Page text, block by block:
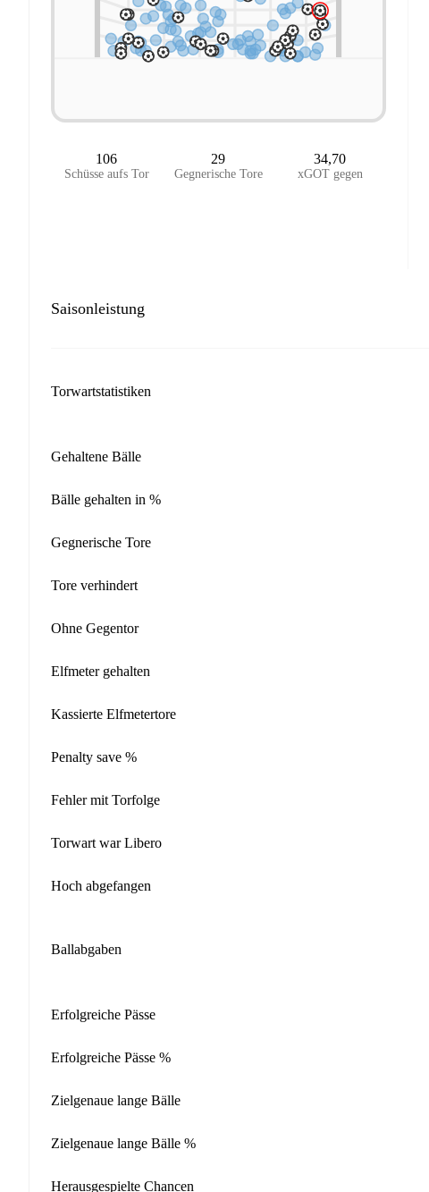
106
Schüsse aufs Tor
29
Gegnerische Tore
34,70
xGOT gegen
Saisonleistung
Torwartstatistiken
Gehaltene Bälle
Bälle gehalten in %
Gegnerische Tore
Tore verhindert
Ohne Gegentor
Elfmeter gehalten
Kassierte Elfmetertore
Penalty save %
Fehler mit Torfolge
Torwart war Libero
Hoch abgefangen
Ballabgaben
Erfolgreiche Pässe
Erfolgreiche Pässe %
Zielgenaue lange Bälle
Zielgenaue lange Bälle %
Herausgespielte Chancen